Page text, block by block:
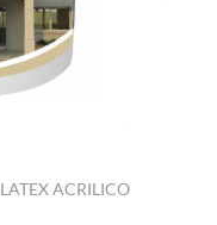
LATEX ACRILICO